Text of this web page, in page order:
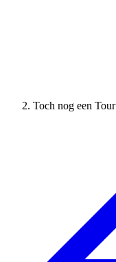
Toch nog een Tour